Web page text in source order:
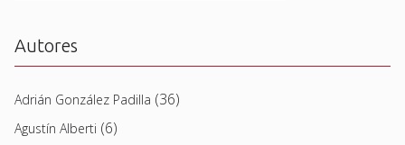
Autores
Adrián González Padilla (36)
Agustín Alberti (6)